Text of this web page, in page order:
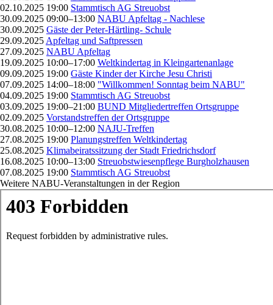
02.10.2025 19:00 Stammtisch AG Streuobst
30.09.2025 09:00–13:00 NABU Apfeltag - Nachlese
30.09.2025 Gäste der Peter-Härtling- Schule
29.09.2025 Apfeltag und Saftpressen
27.09.2025 NABU Apfeltag
19.09.2025 10:00–17:00 Weltkindertag in Kleingartenanlage
09.09.2025 19:00 Gäste Kinder der Kirche Jesu Christi
07.09.2025 14:00–18:00 "Willkommen! Sonntag beim NABU"
04.09.2025 19:00 Stammtisch AG Streuobst
03.09.2025 19:00–21:00 BUND Mitgliedertreffen Ortsgruppe
02.09.2025 Vorstandstreffen der Ortsgruppe
30.08.2025 10:00–12:00 NAJU-Treffen
27.08.2025 19:00 Planungstreffen Weltkindertag
25.08.2025 Klimabeiratssitzung der Stadt Friedrichsdorf
16.08.2025 10:00–13:00 Streuobstwiesenpflege Burgholzhausen
07.08.2025 19:00 Stammtisch AG Streuobst
Weitere NABU-Veranstaltungen in der Region